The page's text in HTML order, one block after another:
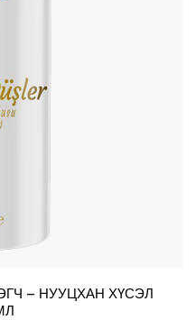
– НУУЦХАН ХҮСЭЛ